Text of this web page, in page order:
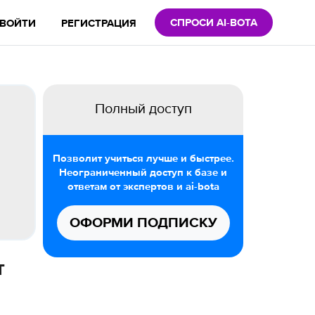
ВОЙТИ РЕГИСТРАЦИЯ СПРОСИ AI-BOTA
Полный доступ
Позволит учиться лучше и быстрее.
Неограниченный доступ к базе и
ответам от экспертов и ai-bota
ОФОРМИ ПОДПИСКУ